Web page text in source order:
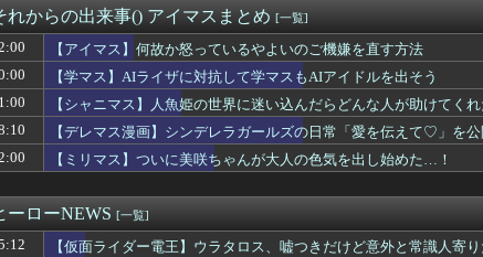
ダムＷ】ドラゴンハングってかっこいいようでいて実は全然かっこよくな
て専門用語や慣用句を使いすぎると一気に読みづらくなるよな
】佐藤二朗さん、突然ツイートｗｗｗｗｗｗｗ
】童貞はなぜか必ず4を選んでしまう画像がこちらｗｗｗｗｗ
ートの主人公がお前らだった時にありがちなことｗｗｗｗｗ
】アニメみたいな衣装でも着こなせるヒロインって凄くない？
の刃」の煉獄杏寿郎さんって、すぐに退場したのに何で人気あるの？？
ムの世界の上級国民はなぜ地球に執着するのか
偵プリキュア】森亜るるかさん、24話からコンビニアイスを食べている
】任天堂信者をガチでキレさせる台詞を書いた奴が優勝ｗｗｗｗ
トラマン】バルタン星人が登場！！YouTubeで「科特隊宇宙へ」を配信！
漫画で主人公が恋愛しない漫画存在しない
れからの出来事() アイマスまとめ [一覧]
【アイマス】何故か怒っているやよいのご機嫌を直す方法
【学マス】AIライザに対抗して学マスもAIアイドルを出そう
【シャニマス】人魚姫の世界に迷い込んだらどんな人が助けてく
【デレマス漫画】シンデレラガールズの日常「愛を伝えて♡」を公
【ミリマス】ついに美咲ちゃんが大人の色気を出し始めた…！
ーローNEWS [一覧]
【仮面ライダー電王】ウラタロス、嘘つきだけど意外と常識人寄